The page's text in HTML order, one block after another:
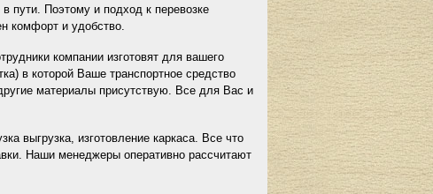
пути. Поэтому и подход к перевозке
комфорт и удобство.
компании изготовят для вашего
в которой Ваше транспортное средство
материалы присутствую. Все для Вас и
выгрузка, изготовление каркаса. Все что
Наши менеджеры оперативно рассчитают